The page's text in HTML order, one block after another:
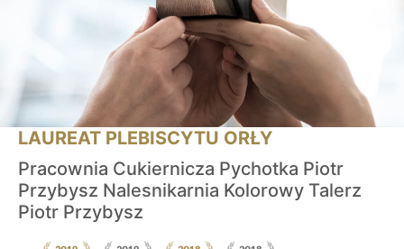
LAUREAT PLEBISCYTU ORŁY
Pracownia Cukiernicza Pychotka Piotr
Przybysz Nalesnikarnia Kolorowy Talerz
Piotr Przybysz